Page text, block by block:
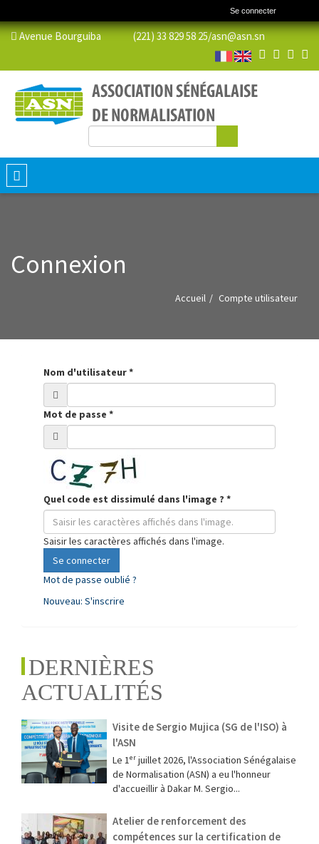
Se connecter
Avenue Bourguiba (221) 33 829 58 25/asn@asn.sn
Formulaire de recherche
Toggle
navigation
Connexion
Accueil Compte utilisateur
Nom d'utilisateur*
Mot de passe *
Quel code est dissimulé dans l'image ? *
Saisir les caractères affichés dans l'image.
Se connecter
Mot de passe oublié ?
Nouveau: S'inscrire
DERNIÈRES
ACTUALITÉS
Visite de Sergio Mujica (SG de l'ISO) à
l'ASN
Le 1ᵉʳ juillet 2026, l'Association Sénégalaise
de Normalisation (ASN) a eu l'honneur
d'accueillir à Dakar M. Sergio...
Atelier de renforcement des
compétences sur la certification de